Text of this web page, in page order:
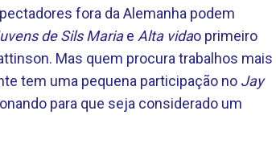
fora da Alemanha podem
de Sils Mariae Alta vidao primeiro
Mas quem procura trabalhos mais
tem uma pequena participação no Jay
para que seja considerado um